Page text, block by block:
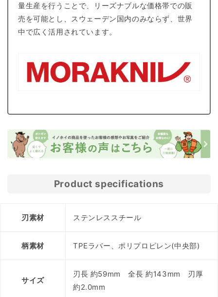
量生産を行うことで、リーズナブルな価格帯での販
売を可能とし、スウェーデン国内のみならず、世界
中で広く活用されています。
Product specifications
刃素材 ステンレススチール
柄素材 TPEラバー、ポリプロピレン(中央部)
サイズ
刃長 約59mm 全長 約143mm 刃厚
約2.0mm